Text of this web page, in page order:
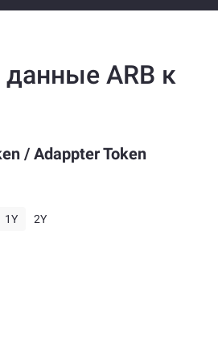
ARB к
/ Adappter Token
1Y 2Y